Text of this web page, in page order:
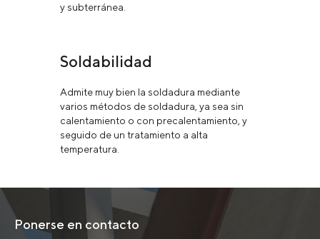
y subterránea.
Soldabilidad
Admite muy bien la soldadura mediante
varios métodos de soldadura, ya sea sin
calentamiento o con precalentamiento, y
seguido de un tratamiento a alta
temperatura.
Ponerse en contacto